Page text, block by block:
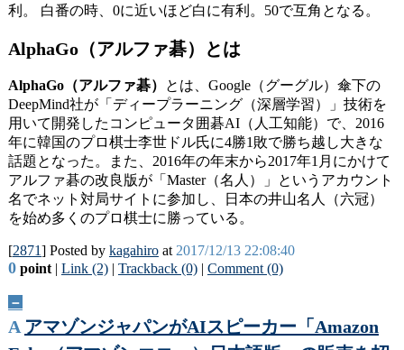
利。 白番の時、0に近いほど白に有利。50で互角となる。
AlphaGo（アルファ碁）とは
AlphaGo（アルファ碁）
とは、Google（グーグル）傘下の
DeepMind社が「ディープラーニング（深層学習）」技術を
用いて開発したコンピュータ囲碁AI（人工知能）で、2016
年に韓国のプロ棋士李世ドル氏に4勝1敗で勝ち越し大きな
話題となった。また、2016年の年末から2017年1月にかけて
アルファ碁の改良版が「Master（名人）」というアカウント
名でネット対局サイトに参加し、日本の井山名人（六冠）
を始め多くのプロ棋士に勝っている。
[2871] Posted by kagahiroat 2017/12/13 22:08:40
0point| Link (2)| Trackback (0)| Comment (0)
－
A アマゾンジャパンがAIスピーカー「Amazon